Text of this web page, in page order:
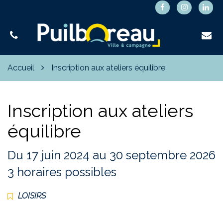
Lien
vers
Lien
compte
Accueil Inscription aux ateliers équilibre
Inscription aux ateliers
équilibre
Du 17 juin 2024 au 30 septembre 2026
3 horaires possibles
LOISIRS